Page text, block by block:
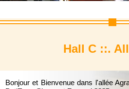
Hall C ::.
Bonjour et Bienvenue dans l'allée